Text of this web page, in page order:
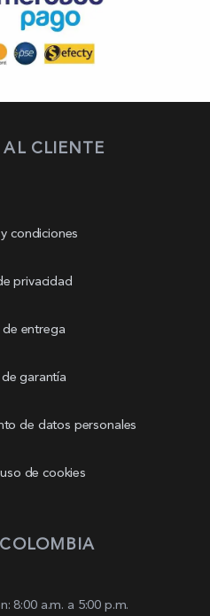
AL CLIENTE
condiciones
privacidad
de entrega
garantía
de datos personales
de cookies
8:00 a.m. a 5:00 p.m.